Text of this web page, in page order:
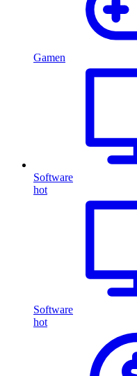
Gamen
Software
hot
Software
hot